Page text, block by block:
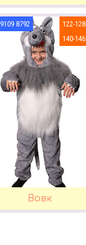
9109 8792
122-128
140-146
Вовк